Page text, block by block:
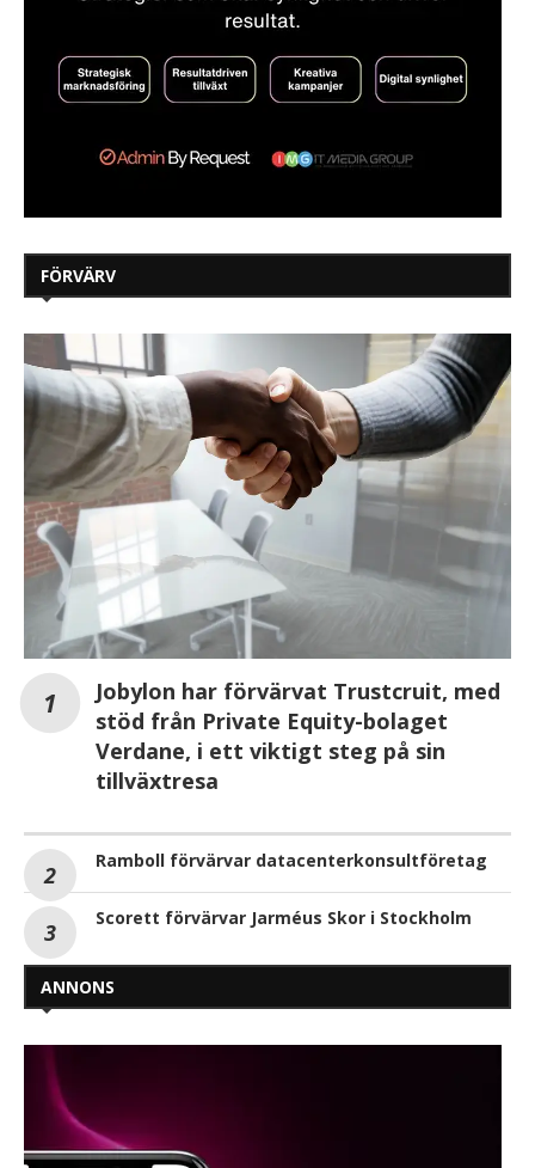
FÖRVÄRV
Jobylon har förvärvat Trustcruit, med
stöd från Private Equity-bolaget
Verdane, i ett viktigt steg på sin
tillväxtresa
Ramboll förvärvar datacenterkonsultföretag
Scorett förvärvar Jarméus Skor i Stockholm
ANNONS